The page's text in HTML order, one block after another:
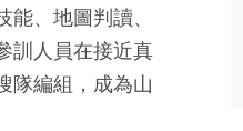
、地圖判讀、
訓人員在接近真
隊編組，成為山